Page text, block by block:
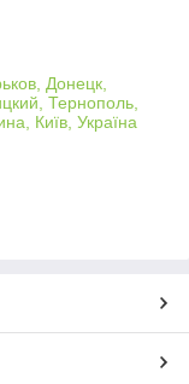
Донецк,
Тернополь,
Київ, Україна